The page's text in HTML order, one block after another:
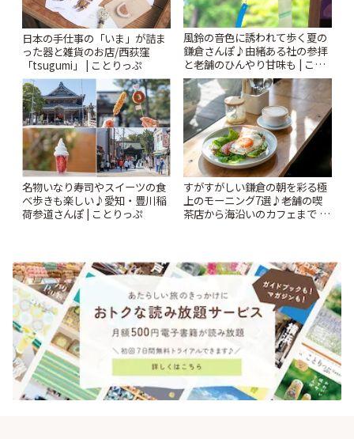
日本の手仕事の「いま」が詰ま
った器と雑貨のお店/西荻窪
「tsugumi」 | ことりっぷ
風鈴の音色に誘われて歩く夏の
鎌倉さんぽ♪由緒ある社の参拝
と老舗のひんやり甘味も | こと
りっぷ
名物いなり寿司やスイーツの食
べ歩きも楽しい♪愛知・豊川稲
荷参道さんぽ | ことりっぷ
すがすがしい鎌倉の朝を彩る極
上のモーニング7選♪老舗の喫
茶店から海沿いのカフェまで |